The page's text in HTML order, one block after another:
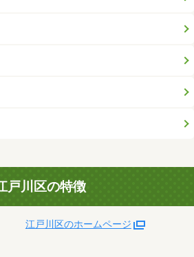
戸川区の特徴
江戸川区のホームページ